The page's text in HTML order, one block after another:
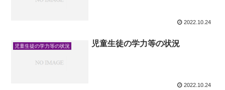
2022.10.24
児童生徒の学力等の状況 児童生徒の学力等の状況
2022.10.24